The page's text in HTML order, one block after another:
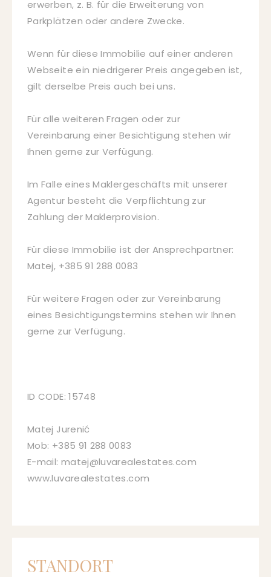
erwerben, z. B. für die Erweiterung von
Parkplätzen oder andere Zwecke.
Wenn für diese Immobilie auf einer anderen
Webseite ein niedrigerer Preis angegeben ist,
gilt derselbe Preis auch bei uns.
Für alle weiteren Fragen oder zur
Vereinbarung einer Besichtigung stehen wir
Ihnen gerne zur Verfügung.
Im Falle eines Maklergeschäfts mit unserer
Agentur besteht die Verpflichtung zur
Zahlung der Maklerprovision.
Für diese Immobilie ist der Ansprechpartner:
Matej, +385 91 288 0083
Für weitere Fragen oder zur Vereinbarung
eines Besichtigungstermins stehen wir Ihnen
gerne zur Verfügung.
ID CODE: 15748
Matej Jurenić
Mob: +385 91 288 0083
E-mail: matej@luvarealestates.com
www.luvarealestates.com
STANDORT